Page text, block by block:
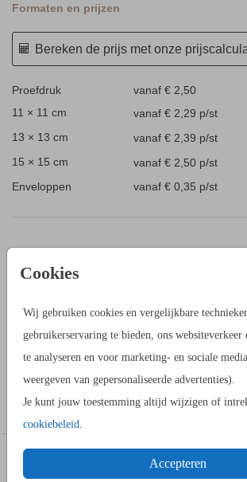
Cookies
Wij gebruiken cookies en vergelijkbare
gebruikerservaring te bieden, ons websiteverkeer
te analyseren en voor marketing- en sociale
weergeven van gepersonaliseerde advertenties).
Je kunt jouw toestemming altijd wijzigen of
cookiebeleid.
Accepteren
Formaten en prijzen
Bereken de prijs met onze
Proefdruk
vanaf € 2,50
11 × 11 cm
vanaf € 2,29 p/st
13 × 13 cm
vanaf € 2,39 p/st
15 × 15 cm
vanaf € 2,50 p/st
Enveloppen
vanaf € 0,35 p/st
Trouwkaarten maken met dit formaat: dubbel
in de kaartopmaker zelf tekstvakken, folie en
en gebruik maken van onze uitgebreide
het bestellen kun je kiezen uit de formaten: 11
13 cm en 15 bij 15 cm. Je hebt keuze uit 5
20+ kleuren enveloppen.
Klik op BEWERK DEZE KAART en maak in de
Toon meer